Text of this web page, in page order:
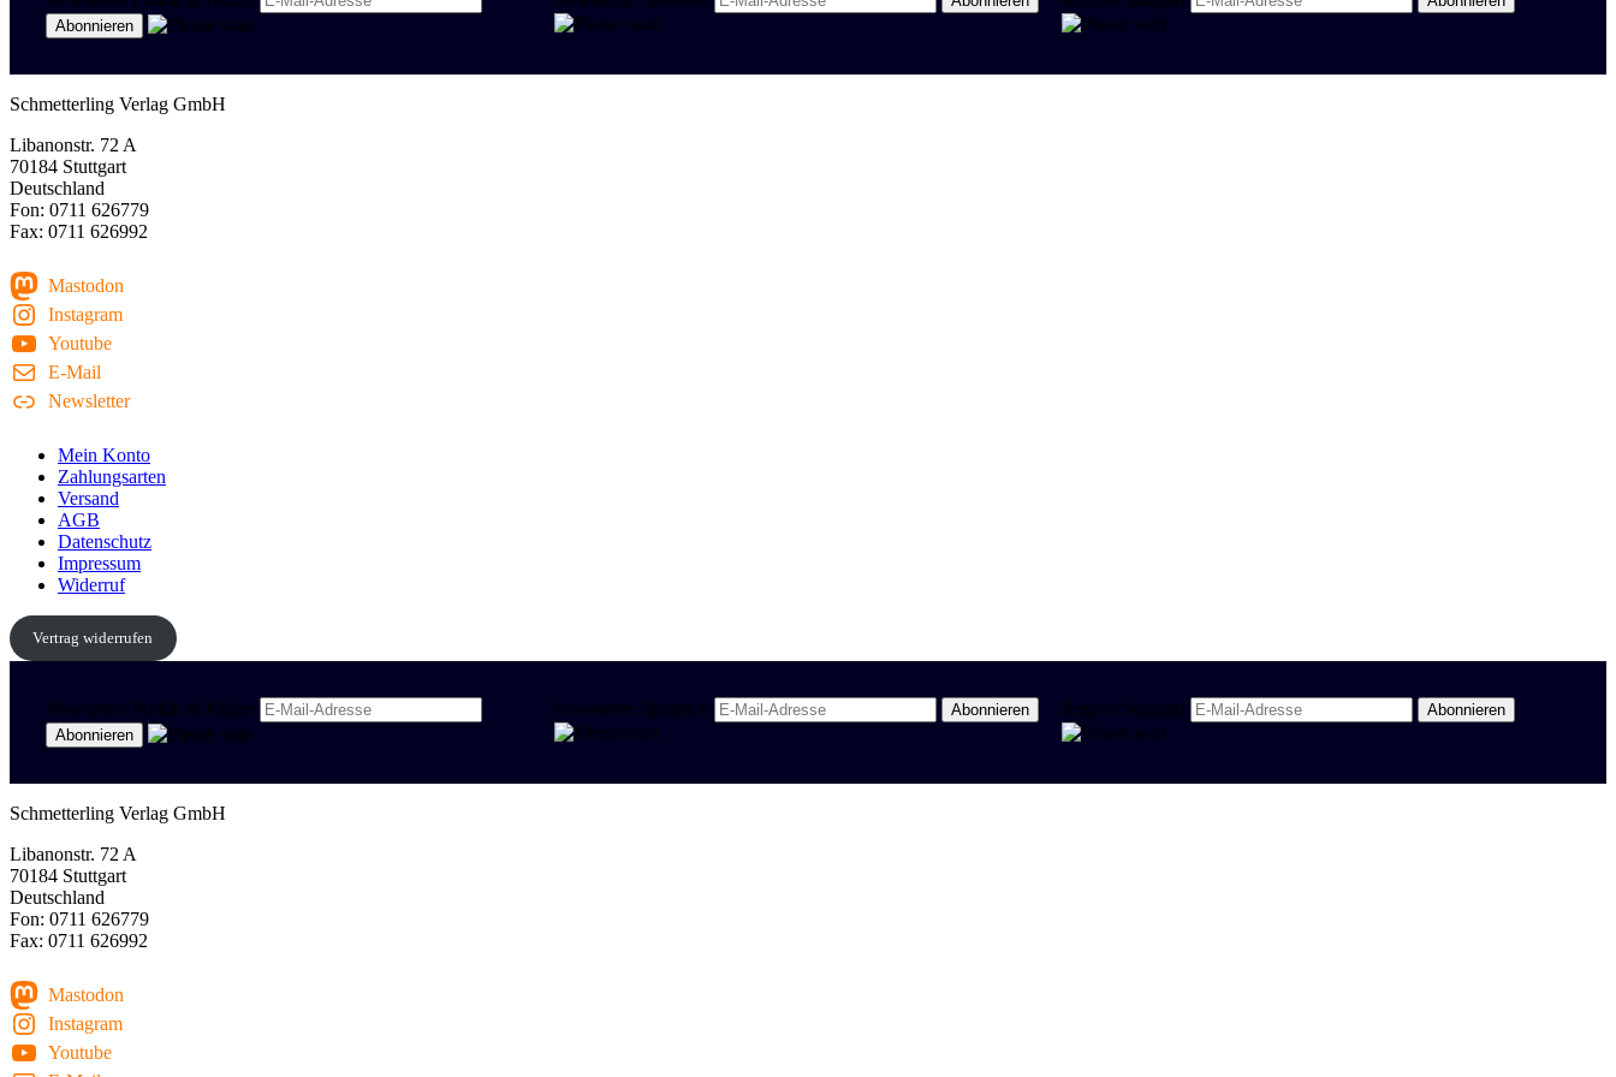
Schmetterling Verlag GmbH
Libanonstr. 72 A
70184 Stuttgart
Deutschland
Fon: 0711 626779
Fax: 0711 626992
Mastodon
Instagram
Youtube
E-Mail
Newsletter
Mein Konto
Zahlungsarten
Versand
AGB
Datenschutz
Impressum
Widerruf
Vertrag widerrufen
Newsletter Politik & Kultur Newsletter Spanisch Region Stuttgart
Schmetterling Verlag GmbH
Libanonstr. 72 A
70184 Stuttgart
Deutschland
Fon: 0711 626779
Fax: 0711 626992
Mastodon
Instagram
Youtube